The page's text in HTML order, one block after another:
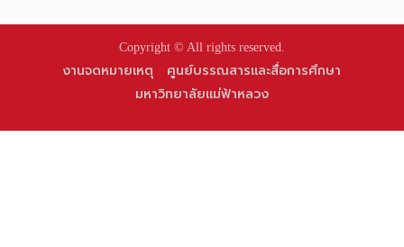
Copyright © All rights reserved.
งานจดหมายเหตุ
ศูนย์บรรณสารและสื่อการศึกษา
มหาวิทยาลัยแม่ฟ้าหลวง